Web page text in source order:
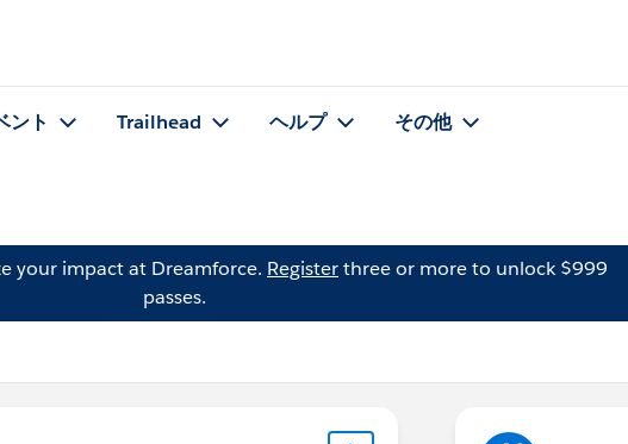
ント Trailhead ヘルプ その他
your impact at Dreamforce. Registerthree or more to unlock $999
passes.